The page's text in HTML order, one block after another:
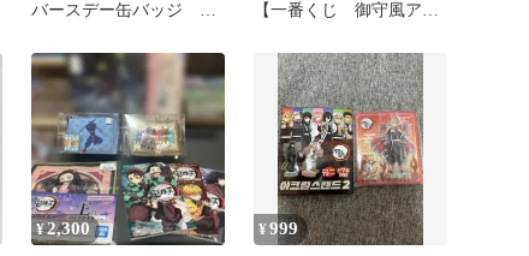
バースデー缶バッジ ア
限定品
【一番くじ 御守風アク
勇】
¥2,300 ¥999